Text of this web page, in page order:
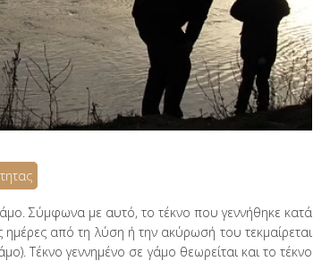
Σύμφωνα με αυτό, το τέκνο που γεννήθηκε κατά
από τη λύση ή την ακύρωσή του τεκμαίρεται
Τέκνο γεννημένο σε γάμο θεωρείται και το τέκνο